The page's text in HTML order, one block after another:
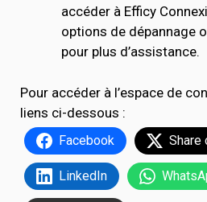
accéder à Efficy
options de dépannage
pour plus d’assistance.
Pour accéder à l’espace de
liens ci-dessous :
Facebook Share
LinkedIn